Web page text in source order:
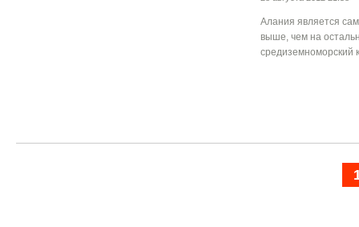
Алания является
выше, чем на
средиземноморский